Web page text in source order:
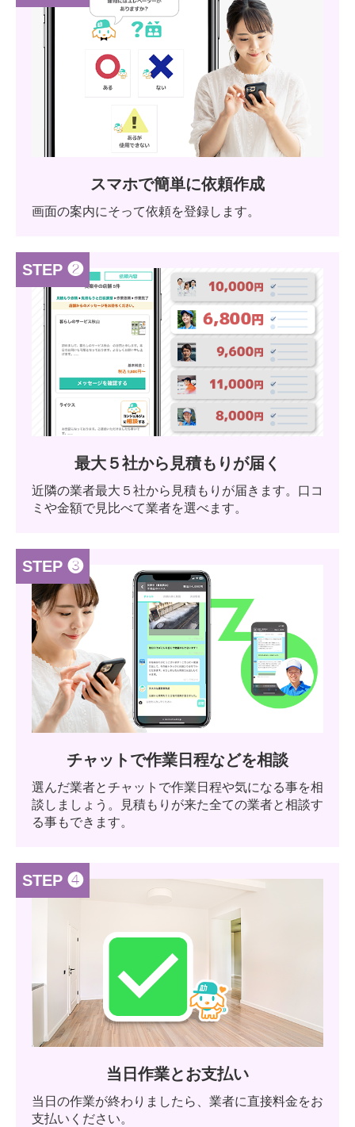
スマホで簡単に依頼作成
画面の案内にそって依頼を登録します。
STEP ❷
最大５社から見積もりが届く
近隣の業者最大５社から見積もりが届きます。口コ
ミや金額で見比べて業者を選べます。
STEP ❸
チャットで作業日程などを相談
選んだ業者とチャットで作業日程や気になる事を相
談しましょう。見積もりが来た全ての業者と相談す
る事もできます。
STEP ❹
当日作業とお支払い
当日の作業が終わりましたら、業者に直接料金をお
支払いください。